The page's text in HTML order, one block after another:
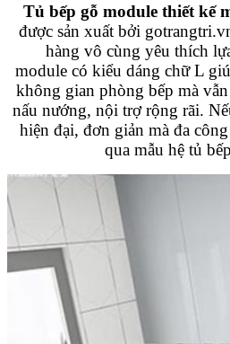
Tủ bếp gỗ module thiết kế
được sản xuất bởi
hàng vô cùng yêu thích
module có kiểu dáng chữ L
không gian phòng bếp mà
nấu nướng, nội trợ rộng rãi.
hiện đại, đơn giản mà đa
qua mẫu hệ tủ